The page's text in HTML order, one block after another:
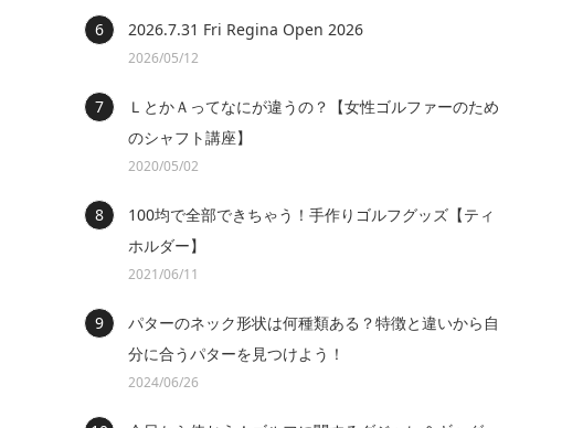
2026.7.31 Fri Regina Open 2026
2026/05/12
ＬとかＡってなにが違うの？【女性ゴルファーのため
のシャフト講座】
2020/05/02
100均で全部できちゃう！手作りゴルフグッズ【ティ
ホルダー】
2021/06/11
パターのネック形状は何種類ある？特徴と違いから自
分に合うパターを見つけよう！
2024/06/26